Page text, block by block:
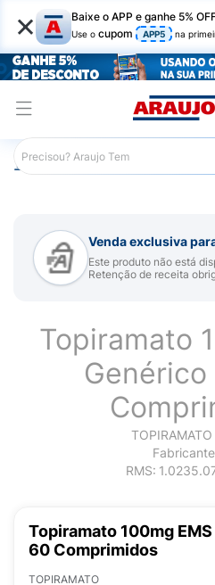
× Baixe o APP e ganhe 5%
Use o cupom APP5 na
Araujo Medicamentos
Venda exclusiva
Este produto não está
Retenção de receita
Topiramato
RMS:
Topiramato 100mg
60 Comprimidos
TOPIRAMATO